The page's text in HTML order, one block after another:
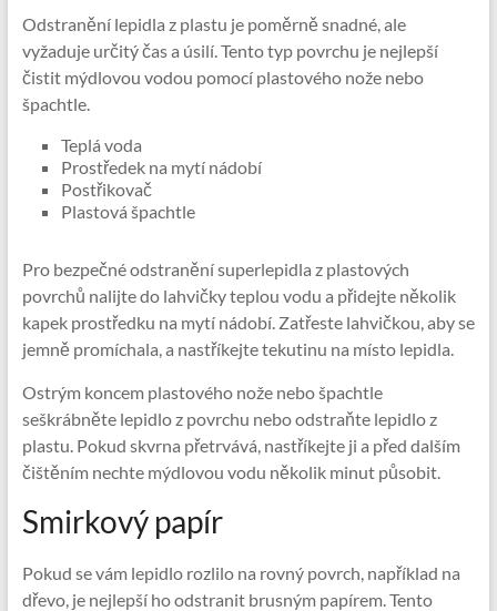
Odstranění lepidla z plastu je poměrně snadné, ale
vyžaduje určitý čas a úsilí. Tento typ povrchu je nejlepší
čistit mýdlovou vodou pomocí plastového nože nebo
špachtle.
Teplá voda
Prostředek na mytí nádobí
Postřikovač
Plastová špachtle
Pro bezpečné odstranění superlepidla z plastových
povrchů nalijte do lahvičky teplou vodu a přidejte několik
kapek prostředku na mytí nádobí. Zatřeste lahvičkou, aby se
jemně promíchala, a nastříkejte tekutinu na místo lepidla.
Ostrým koncem plastového nože nebo špachtle
seškrábněte lepidlo z povrchu nebo odstraňte lepidlo z
plastu. Pokud skvrna přetrvává, nastříkejte ji a před dalším
čištěním nechte mýdlovou vodu několik minut působit.
Smirkový papír
Pokud se vám lepidlo rozlilo na rovný povrch, například na
dřevo, je nejlepší ho odstranit brusným papírem. Tento